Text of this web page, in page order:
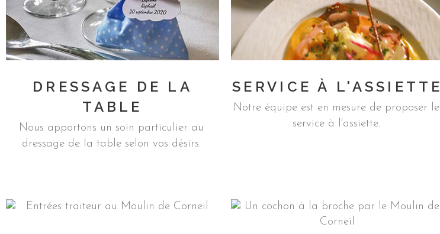
DRESSAGE DE LA
TABLE
Nous apportons un soin particulier au
dressage de la table selon vos désirs.
SERVICE À L'ASSIETTE
Notre équipe est en mesure de proposer le
service à l'assiette.